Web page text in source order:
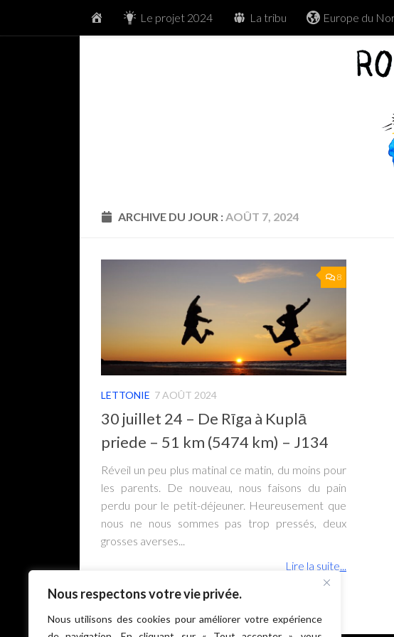
Nous respectons votre vie privée.
Nous utilisons des cookies pour améliorer votre expérience
Skip to content Accueil Le projet 2024 La tribu Europe du
ARCHIVE DU JOUR :AOÛT 7, 2024
8
LETTONIE 7 AOÛT 2024
30 juillet 24 – De Rīga à Kuplā
priede – 51 km (5474 km) – J134
Réveil un peu plus matinal ce matin, du moins pour
les parents. De nouveau, nous faisons du pain
perdu pour le petit-déjeuner. Heureusement que
nous ne nous sommes pas trop pressés, deux
grosses averses...
Lire la suite...